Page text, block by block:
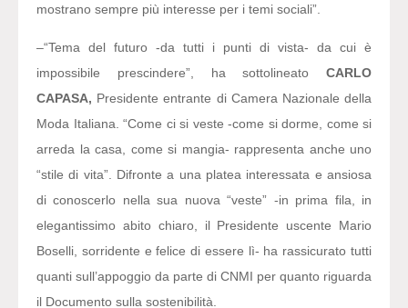
mostrano sempre più interesse per i temi sociali”.
–“Tema del futuro -da tutti i punti di vista- da cui è
impossibile prescindere”,
ha sottolineato CARLO
CAPASA, Presidente entrante di Camera Nazionale della
Moda Italiana . “Come ci si veste -come si dorme, come si
arreda la casa, come si mangia- rappresenta anche uno
“stile di vita”.
Difronte a una platea interessata e ansiosa
di conoscerlo nella sua nuova “veste” -in prima fila, in
elegantissimo abito chiaro, il Presidente uscente Mario
Boselli, sorridente e felice di essere lì- ha rassicurato tutti
quanti sull’appoggio da parte di CNMI per quanto riguarda
il Documento sulla sostenibilità.